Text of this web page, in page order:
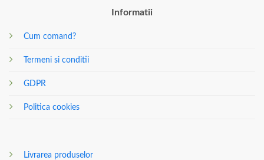
Informatii
Cum comand?
Termeni si conditii
GDPR
Politica cookies
Livrarea produselor